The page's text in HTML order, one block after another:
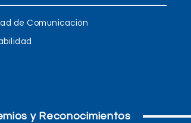
de Comunicación
y Reconocimientos